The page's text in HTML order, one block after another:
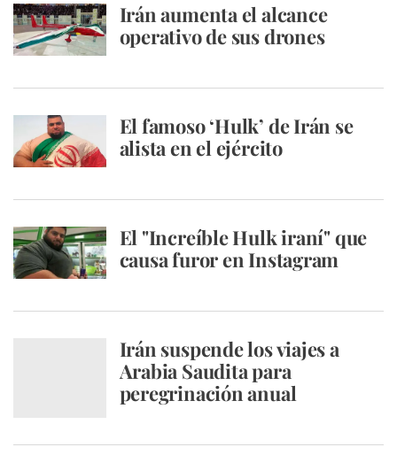
Irán aumenta el alcance
operativo de sus drones
El famoso ‘Hulk’ de Irán se
alista en el ejército
El "Increíble Hulk iraní" que
causa furor en Instagram
Irán suspende los viajes a
Arabia Saudita para
peregrinación anual